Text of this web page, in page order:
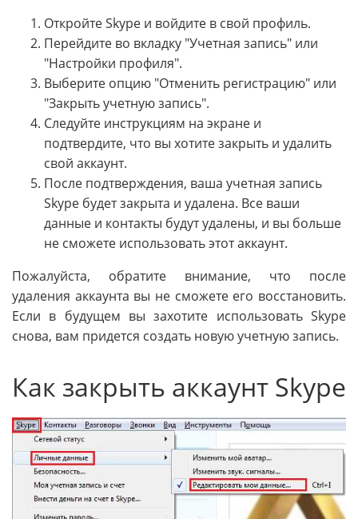
Откройте Skype и войдите в свой профиль.
Перейдите во вкладку "Учетная запись" или
"Настройки профиля".
Выберите опцию "Отменить регистрацию" или
"Закрыть учетную запись".
Следуйте инструкциям на экране и
подтвердите, что вы хотите закрыть и удалить
свой аккаунт.
После подтверждения, ваша учетная запись
Skype будет закрыта и удалена. Все ваши
данные и контакты будут удалены, и вы больше
не сможете использовать этот аккаунт.
Пожалуйста, обратите внимание, что после
удаления аккаунта вы не сможете его восстановить.
Если в будущем вы захотите использовать Skype
снова, вам придется создать новую учетную запись.
Как закрыть аккаунт Skype